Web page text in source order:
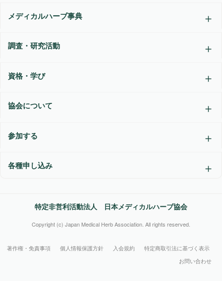
メディカルハーブ事典
調査・研究活動
資格・学び
協会について
参加する
各種申し込み
特定非営利活動法人 日本メディカルハーブ協会
Copyright (c) Japan Medical Herb Association. All rights reserved.
著作権・免責事項 個人情報保護方針 入会規約
特定商取引法に基づく表示
お問い合わせ